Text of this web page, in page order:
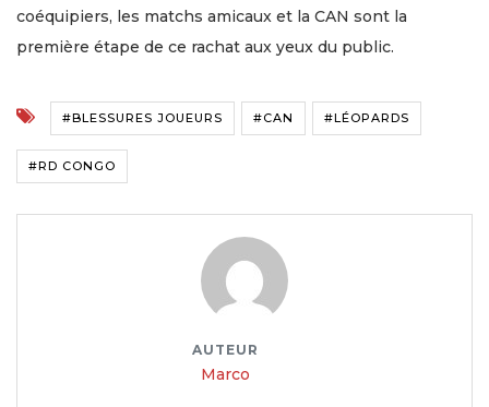
coéquipiers, les matchs amicaux et la CAN sont la
première étape de ce rachat aux yeux du public.
#BLESSURES JOUEURS #CAN #LÉOPARDS
#RD CONGO
AUTEUR
Marco